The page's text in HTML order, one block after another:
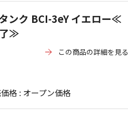
ンク BCI-3eY イエロー≪
≫
この商品の詳細を見る
格 : オープン価格